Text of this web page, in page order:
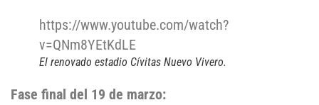
https://www.youtube.com/watch?
v=QNm8YEtKdLE
El renovado estadio Cívitas Nuevo Vivero.
Fase final del 19 de marzo: